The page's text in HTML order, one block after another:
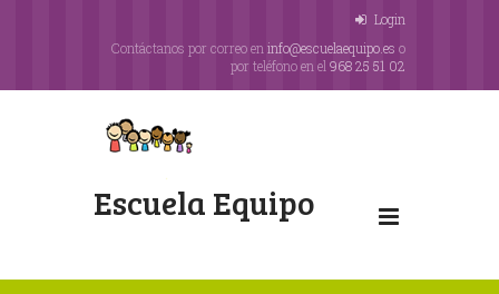
Login
Contáctanos por correo en info@escuelaequipo.es o
por teléfono en el 968 25 51 02
Escuela Equipo